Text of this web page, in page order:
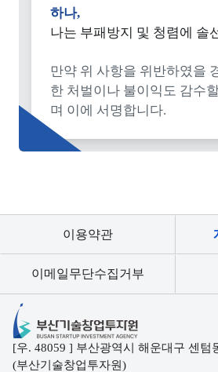
하나,
나는 부패방지 및 청렴에 솔
만약 위 사항을 위반하였을
한 처벌이나 불이익도 감수
며 이에 서명합니다.
이용약관
이메일무단수집거부
부산기술창업투자원
[우. 48059 ] 부산광역시 해운대구 센텀
(부산기술창업투자원)